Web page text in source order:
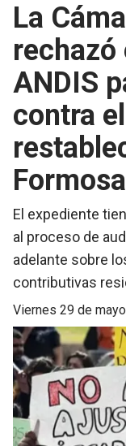
La
rechazó
ANDIS
contra
Formosa
El expediente
al proceso de
adelante sobre
contributivas
viernes 29 de